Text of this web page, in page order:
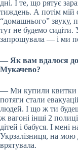
дні. І те, що рятує
тиждень. А потім мій
“домашнього” звуку,
тут не будемо
запрошувала — і ми
— Як вам вдалося
Мукачево?
— Ми купили квитки
потяги стали
людей. І що ж ти
ж вагоні інші 2
дітей і бабуся. І
Укрзалізниця, на мою
врятувала.